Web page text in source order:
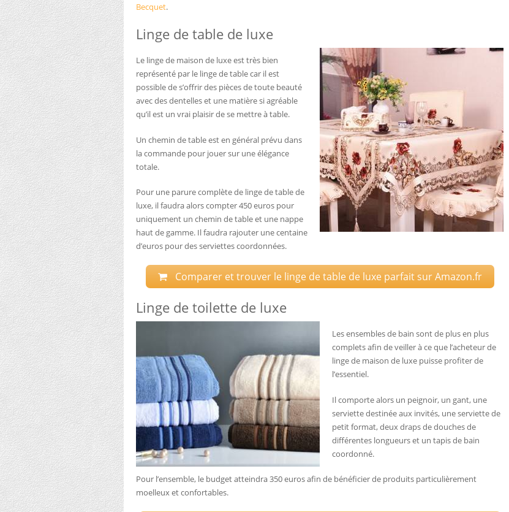
Becquet.
Linge de table de luxe
Le linge de maison de luxe est très bien
représenté par le linge de table car il est
possible de s’offrir des pièces de toute beauté
avec des dentelles et une matière si agréable
qu’il est un vrai plaisir de se mettre à table.
Un chemin de table est en général prévu dans
la commande pour jouer sur une élégance
totale.
Pour une parure complète de linge de table de
luxe, il faudra alors compter 450 euros pour
uniquement un chemin de table et une nappe
haut de gamme. Il faudra rajouter une centaine
d’euros pour des serviettes coordonnées.
Comparer et trouver le linge de table de luxe parfait sur Amazon.fr
Linge de toilette de luxe
Les ensembles de bain sont de plus en plus
complets afin de veiller à ce que l’acheteur de
linge de maison de luxe puisse profiter de
l’essentiel.
Il comporte alors un peignoir, un gant, une
serviette destinée aux invités, une serviette de
petit format, deux draps de douches de
différentes longueurs et un tapis de bain
coordonné.
Pour l’ensemble, le budget atteindra 350 euros afin de bénéficier de produits particulièrement
moelleux et confortables.